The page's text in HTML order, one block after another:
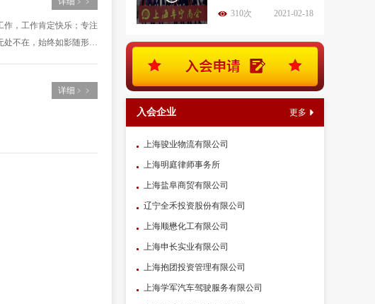
作，工作肯定快乐；专注
处不在，始终如影随形。
详细﹥﹥
310次 2021-02-18
入会企业 更多
上海骏业物流有限公司
上海明庭律师事务所
上海盐阜商贸有限公司
辽宁全禾投资股份有限公司
上海顺懋化工有限公司
上海申长实业有限公司
上海抱团投资管理有限公司
上海学军汽车驾驶服务有限公司